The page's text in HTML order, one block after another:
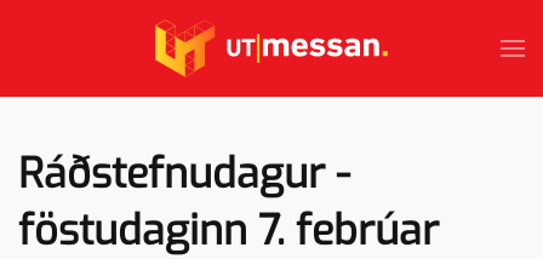
Skip to main content
Ráðstefnudagur -
föstudaginn 7. febrúar